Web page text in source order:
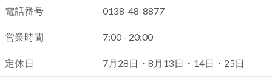
電話番号 0138-48-8877
営業時間 7:00 - 20:00
定休日 7月28日・8月13日・14日・25日